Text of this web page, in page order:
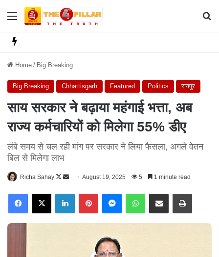
Menu
Home / Big Breaking
Big Breaking Chhattisgarh Featured Politics रायपुर
साय सरकार ने बढ़ाया महंगाई भत्ता, अब
राज्य कर्मचारियों को मिलेगा 55% डीए
लंबे समय से चल रही मांग पर सरकार ने लिया फैसला, अगले वेतन
बिल से मिलेगा लाभ
Richa Sahay
F
l
l
o
d
a
August 19, 2025 5 1 minute read
X